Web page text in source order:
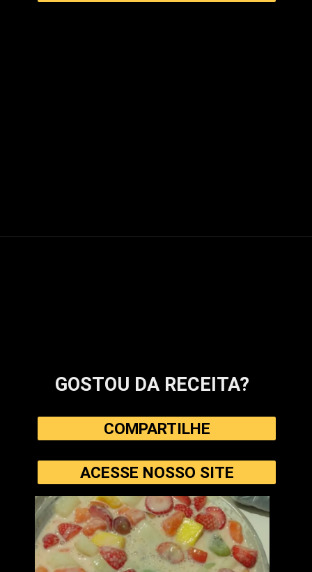
GOSTOU DA RECEITA?
COMPARTILHE
ACESSE NOSSO SITE